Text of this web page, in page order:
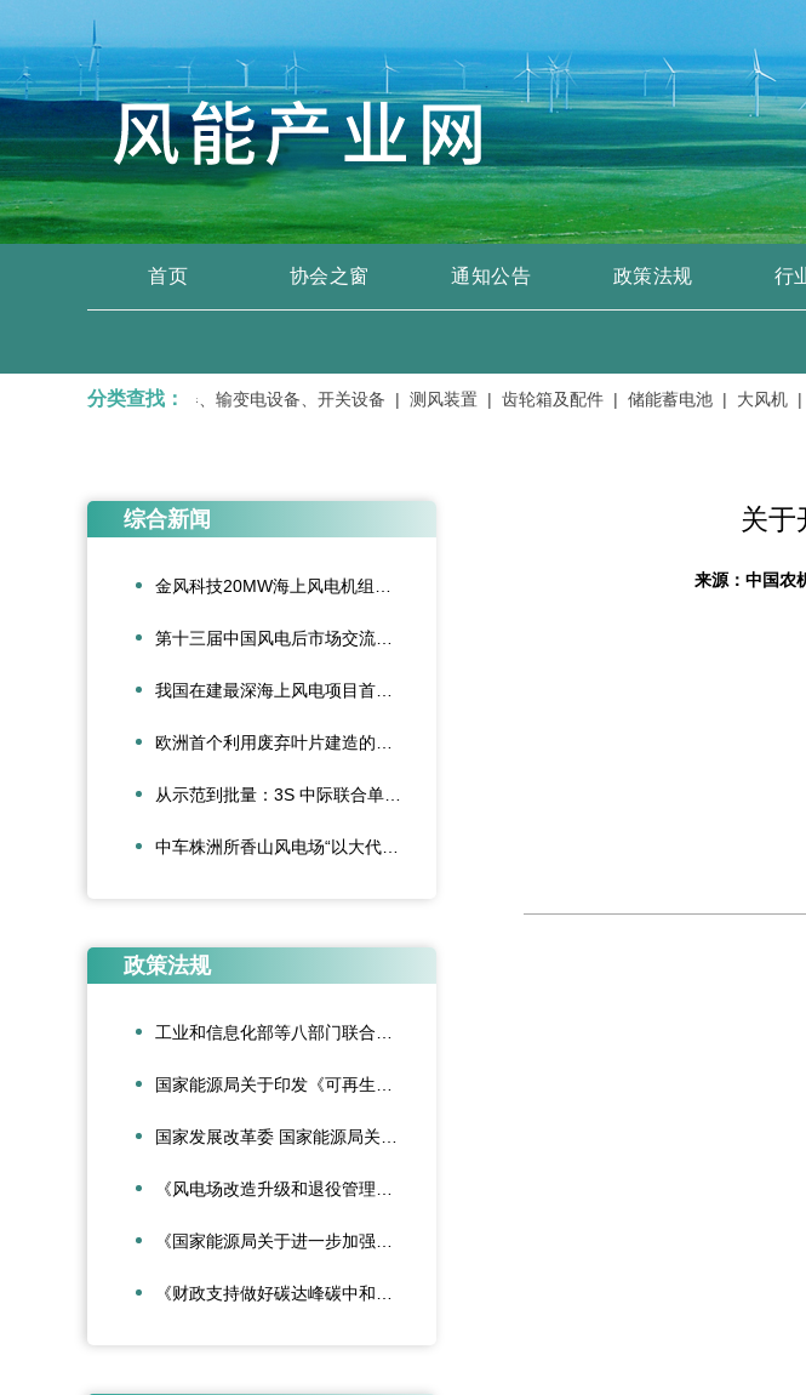
首页 协会之窗 通知公告 政策法规 行
分类查找：
、维修服务 | 变压器、输变电设备、开关设备 | 测风装置 | 齿轮箱及配件 | 储能蓄电池 | 大风机 |
综合新闻
政策法规
关于
来源： 中国农